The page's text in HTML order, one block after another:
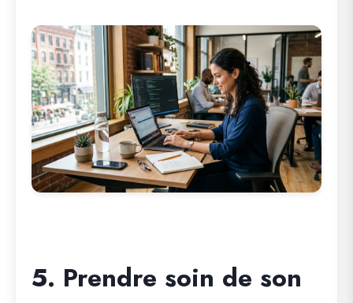
5. Prendre soin de son